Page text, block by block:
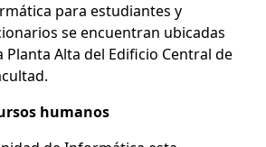
para estudiantes y
se encuentran ubicadas
Planta Alta del Edificio Central de
humanos